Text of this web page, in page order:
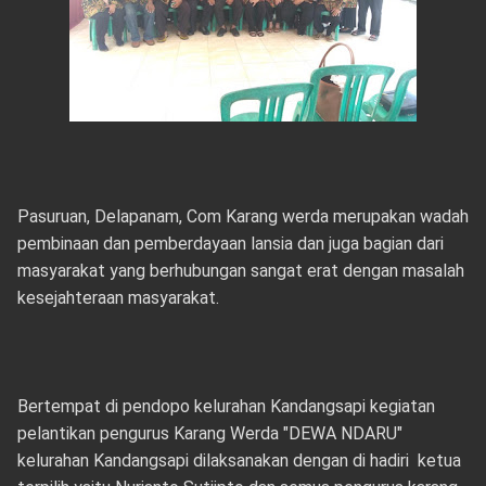
Pasuruan, Delapanam, Com Karang werda merupakan wadah
pembinaan dan pemberdayaan lansia dan juga bagian dari
masyarakat yang berhubungan sangat erat dengan masalah
kesejahteraan masyarakat.
Bertempat di pendopo kelurahan Kandangsapi kegiatan
pelantikan pengurus Karang Werda "DEWA NDARU"
kelurahan Kandangsapi dilaksanakan dengan di hadiri ketua